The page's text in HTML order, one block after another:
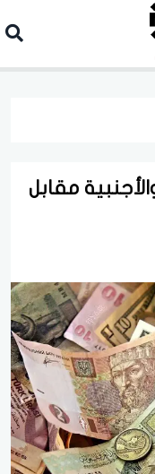
مقابل